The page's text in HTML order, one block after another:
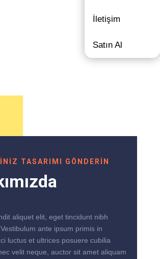
İletişim
Satın Al
TASARIMI GÖNDERİN
aliquet elit, eget tincidunt nibh
ante ipsum primis in
luctus et ultrices posuere cubilia
velit neque, auctor sit amet aliquam